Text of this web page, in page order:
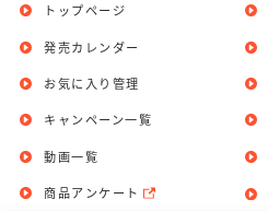
トップページ
発売カレンダー
お気に入り管理
キャンペーン一覧
動画一覧
商品アンケート